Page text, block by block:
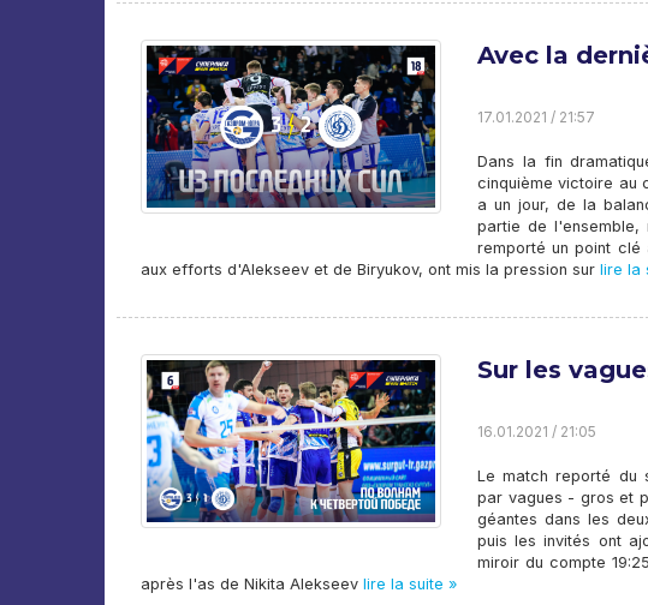
Avec la
17.01.2021 / 21:57
Dans la fin
cinquième victoire au
a un jour, de la
partie de l'ensemble,
remporté un point clé
aux efforts d'Alekseev et de Biryukov, ont mis la pression sur lire la
Sur les
16.01.2021 / 21:05
Le match reporté du
par vagues - gros et
géantes dans les
puis les invités ont
miroir du compte
après l'as de Nikita Alekseev lire la suite »